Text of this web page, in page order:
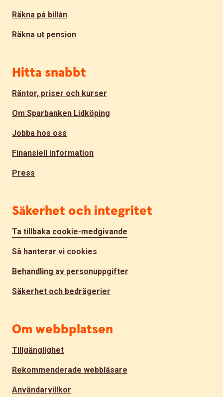
Räkna på billån
Räkna ut pension
Hitta snabbt
Räntor, priser och kurser
Om Sparbanken Lidköping
Jobba hos oss
Finansiell information
Press
Säkerhet och integritet
Ta tillbaka cookie-medgivande
Så hanterar vi cookies
Behandling av personuppgifter
Säkerhet och bedrägerier
Om webbplatsen
Tillgänglighet
Rekommenderade webbläsare
Användarvillkor